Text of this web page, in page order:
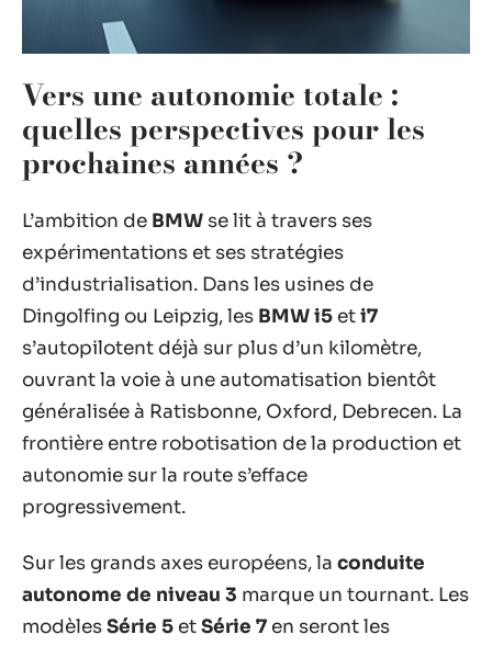
Vers une autonomie totale :
quelles perspectives pour les
prochaines années ?
L’ambition de BMW se lit à travers ses
expérimentations et ses stratégies
d’industrialisation. Dans les usines de
Dingolfing ou Leipzig, les BMW i5 eti7
s’autopilotent déjà sur plus d’un kilomètre,
ouvrant la voie à une automatisation bientôt
généralisée à Ratisbonne, Oxford, Debrecen. La
frontière entre robotisation de la production et
autonomie sur la route s’efface
progressivement.
Sur les grands axes européens, la conduite
autonome de niveau 3 marque un tournant. Les
modèlesSérie 5 etSérie 7 en seront les